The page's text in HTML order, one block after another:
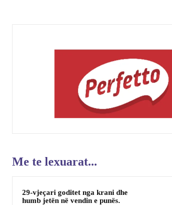
Me te lexuarat...
29-vjeçari goditet nga krani dhe
humb jetën në vendin e punës.